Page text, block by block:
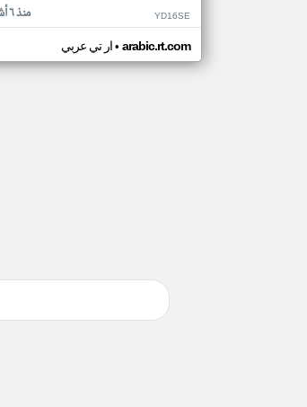
منذ ٦ أشهر YD16SE
ار تي عربي• arabic.rt.com